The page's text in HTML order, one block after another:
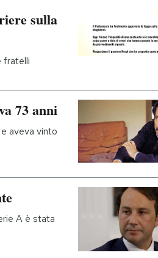
sulla
fratelli
73 anni
aveva vinto
A è stata